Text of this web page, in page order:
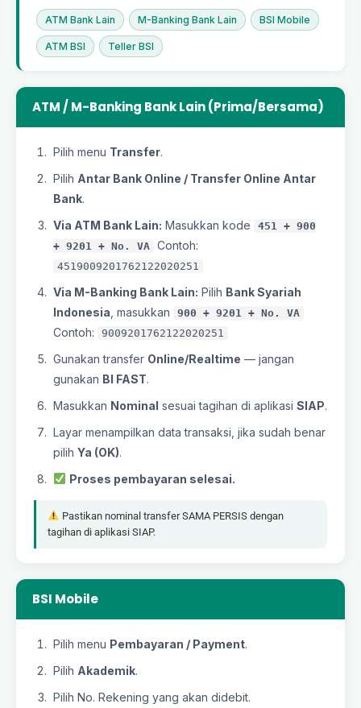
ATM Bank Lain M-Banking Bank Lain BSI Mobile
ATM BSI Teller BSI
ATM / M-Banking Bank Lain (Prima/Bersama)
Pilih menu Transfer.
Pilih Antar Bank Online / Transfer Online Antar
Bank.
Via ATM Bank Lain: Masukkan kode
451 + 900
+ 9201 + No. VA Contoh:
4519009201762122020251
Via M-Banking Bank Lain: Pilih Bank Syariah
Indonesia , masukkan 900 + 9201 + No. VA
Contoh: 9009201762122020251
Gunakan transfer Online/Realtime — jangan
gunakan BI FAST.
Masukkan Nominal sesuai tagihan di aplikasi SIAP.
Layar menampilkan data transaksi, jika sudah benar
pilih Ya (OK).
Proses pembayaran selesai.
Pastikan nominal transfer SAMA PERSIS dengan
tagihan di aplikasi SIAP.
BSI Mobile
Pilih menu Pembayaran / Payment.
Pilih Akademik.
Pilih No. Rekening yang akan didebit.